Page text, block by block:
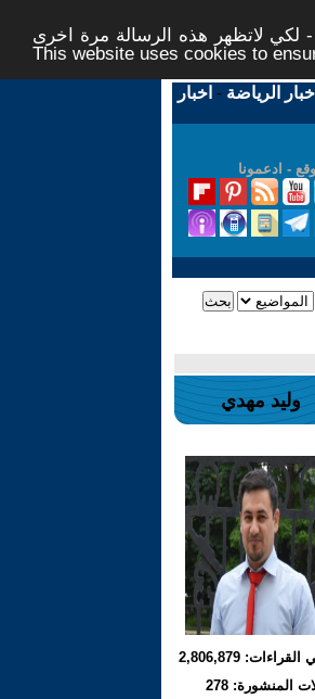
لاتظهر هذه الرسالة مرة اخرى -
This website uses cookies to
اخبار الرياضة - اخبار
- ادعمونا
وليد مهدي
2,806,879
المنشورة: 278